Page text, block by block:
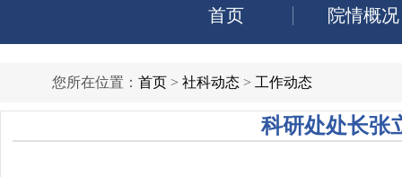
首页 院情概况
您所在位置： 首页 > 社科动态 > 工作动态
科研处处长张